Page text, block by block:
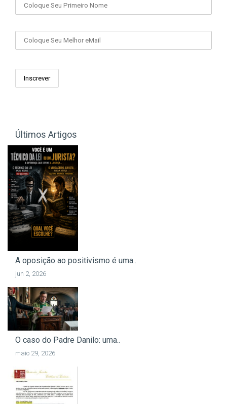
Últimos Artigos
A oposição ao positivismo é uma..
jun 2, 2026
O caso do Padre Danilo: uma..
maio 29, 2026